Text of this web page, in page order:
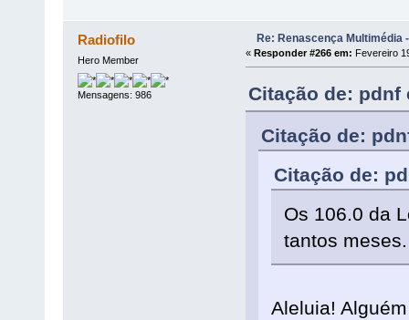
Radiofilo
Hero Member
Mensagens: 986
Re: Renascença Multimédia
« Responder #266 em: Fevereiro
Citação de: pdnf
Citação de:
Citação de:
Os 106.0 da
tantos meses.
Aleluia!